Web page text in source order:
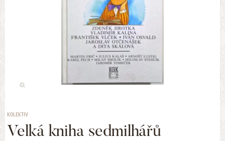
KOLEKTIV
Velká kniha sedmilhářů